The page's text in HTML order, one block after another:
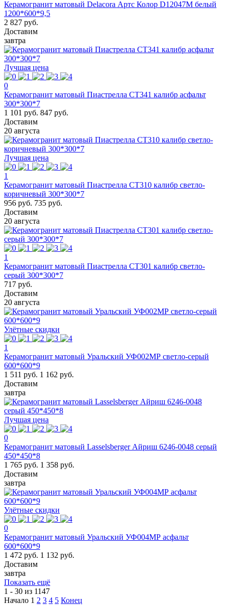
Керамогранит матовый Delacora Артс Колор D12047M белый
1200*600*9,5
2 827 руб.
Доставим
завтра
Лучшая цена
0
Керамогранит матовый Пиастрелла СТ341 калибр асфальт
300*300*7
1 101 руб. 847 руб.
Доставим
20 августа
Лучшая цена
1
Керамогранит матовый Пиастрелла СТ310 калибр светло-
коричневый 300*300*7
956 руб. 735 руб.
Доставим
20 августа
1
Керамогранит матовый Пиастрелла СТ301 калибр светло-
серый 300*300*7
717 руб.
Доставим
20 августа
Улётные скидки
1
Керамогранит матовый Уральский УФ002МР светло-серый
600*600*9
1 511 руб. 1 162 руб.
Доставим
завтра
Лучшая цена
0
Керамогранит матовый Lasselsberger Айриш 6246-0048 серый
450*450*8
1 765 руб. 1 358 руб.
Доставим
завтра
Улётные скидки
0
Керамогранит матовый Уральский УФ004МР асфальт
600*600*9
1 472 руб. 1 132 руб.
Доставим
завтра
Показать ещё
1 - 30 из 1147
Начало 1 2 3 4 5 Конец